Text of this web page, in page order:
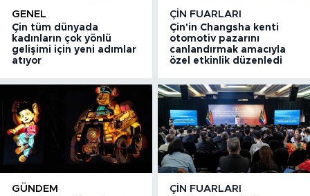
GENEL
Çin tüm dünyada
kadınların çok yönlü
gelişimi için yeni adımlar
atıyor
ÇIN FUARLARI
Çin'in Changsha kenti
otomotiv pazarını
canlandırmak amacıyla
özel etkinlik düzenledi
GÜNDEM ÇIN FUARLARI